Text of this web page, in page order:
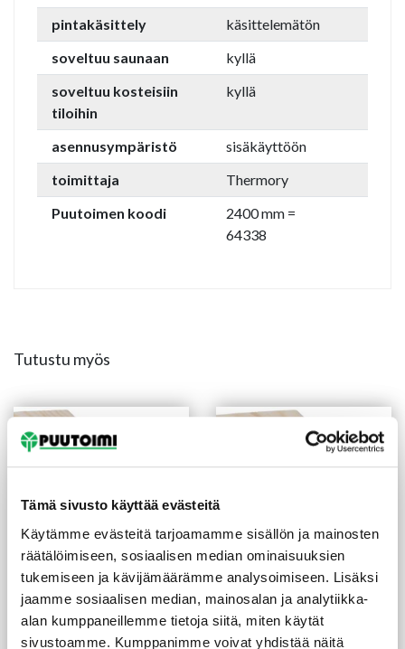
Tämä sivusto käyttää evästeitä
Käytämme evästeitä tarjoamamme sisällön ja mainosten
räätälöimiseen, sosiaalisen median ominaisuuksien
tukemiseen ja kävijämäärämme analysoimiseen. Lisäksi
jaamme sosiaalisen median, mainosalan ja analytiikka-
alan kumppaneillemme tietoja siitä, miten käytät
sivustoamme. Kumppanimme voivat yhdistää näitä
pintakäsittely
käsittelemätön
soveltuu saunaan
kyllä
soveltuu kosteisiin
tiloihin
kyllä
asennusympäristö
sisäkäyttöön
toimittaja
Thermory
Puutoimen koodi
2400 mm =
64338
Tutustu myös
Peitelista 12X32X3300
mm mänty
5,50€/kpl(1,67 €/m)
Peitelista 12X58X2200
mm mänty
6,60€/kpl(3,00 €/m)